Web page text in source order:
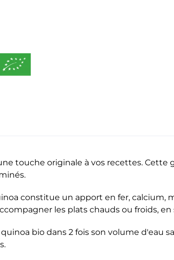
touche originale à vos recettes. Cette
constitue un apport en fer, calcium,
les plats chauds ou froids, en
bio dans 2 fois son volume d'eau